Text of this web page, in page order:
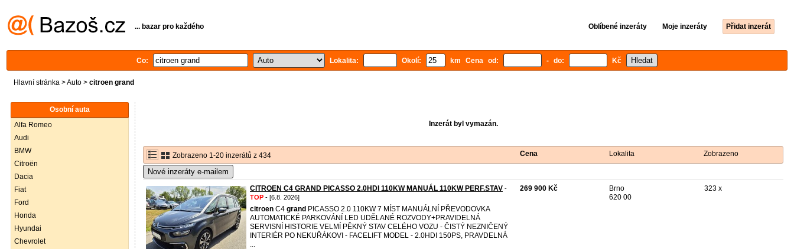
... bazar pro každého Oblíbené inzeráty Moje inzeráty Přidat inzerát
Co: Lokalita: Okolí: km Cena od: - do: Kč
Hlavní stránka >Auto > citroen grand
Osobní auta
Alfa Romeo
Audi
BMW
Citroën
Dacia
Fiat
Ford
Honda
Hyundai
Chevrolet
Inzerát byl vymazán.
Zobrazeno 1-20 inzerátů z 434 Cena Lokalita Zobrazeno
Nové inzeráty e-mailem
CITROEN C4 GRAND PICASSO 2.0HDI 110KW MANUÁL 110KW PERF.STAV -
TOP - [6.8. 2026]
citroen C4 grand PICASSO 2.0 110KW 7 MÍST MANUÁLNÍ PŘEVODOVKA
AUTOMATICKÉ PARKOVÁNÍ LED UDĚLANÉ ROZVODY+PRAVIDELNÁ
SERVISNÍ HISTORIE VELMÍ PĚKNÝ STAV CELÉHO VOZU - ČISTÝ NEZNIČENÝ
INTERIÉR PO NEKUŘÁKOVI - FACELIFT MODEL - 2.0HDI 150PS, PRAVDELNÁ
...
269 900 Kč
Brno
620 00
323 x